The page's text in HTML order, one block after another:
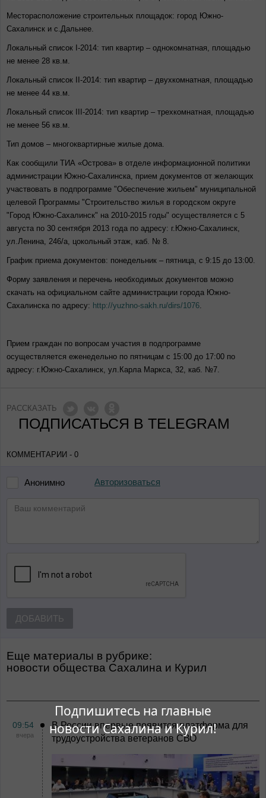
Подпишитесь на главные
новости Сахалина и Курил!
Месторасположение строительных площадок: город Южно-
Сахалинск и с.Дальнее.
Локальный список I-2014: тип квартир – однокомнатная, площадью
не менее 28 кв.м.
Локальный список II-2014: тип квартир – двухкомнатная, площадью
не менее 44 кв.м.
Локальный список III-2014: тип квартир – трехкомнатная, площадью
не менее 56 кв.м.
Тип домов – многоквартирные жилые дома.
Как сообщили ТИА «Острова» в отделе информационной политики
администрации Южно-Сахалинска, прием документов от желающих
участвовать в подпрограмме "Обеспечение жильем" муниципальной
целевой Программы "Строительство жилья в городском округе
"Город Южно-Сахалинск" на 2010-2015 годы" осуществляется с 5
августа по 30 сентября 2013 года по адресу: г.Южно-Сахалинск,
ул.Ленина, 246/а, цокольный этаж, каб. № 8.
График приема документов: понедельник – пятница, с 9:15 до 13:00.
Форму заявления и перечень необходимых документов можно
скачать на официальном сайте администрации города Южно-
Сахалинска по адресу: http://yuzhno-sakh.ru/dirs/1076.
Прием граждан по вопросам участия в подпрограмме
осуществляется еженедельно по пятницам с 15:00 до 17:00 по
адресу: г.Южно-Сахалинск, ул.Карла Маркса, 32, каб. №7.
РАССКАЗАТЬ
ПОДПИСАТЬСЯ В TELEGRAM
КОММЕНТАРИИ - 0
Анонимно Авторизоваться
ДОБАВИТЬ
Еще материалы в рубрике:
Новости общества Сахалина и Курил
09:54
вчера
В России впервые появится платформа для
трудоустройства ветеранов СВО